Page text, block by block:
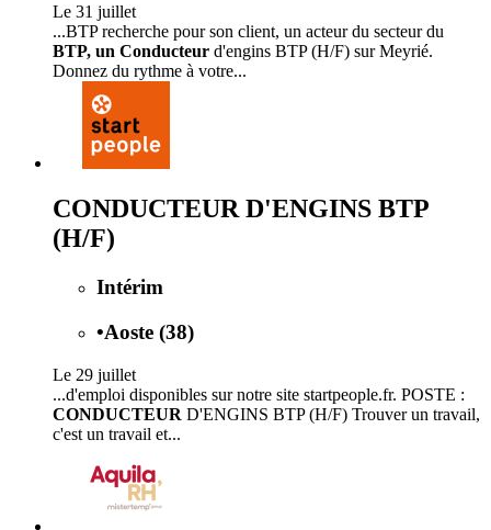
Le 31 juillet
...BTP recherche pour son client, un acteur du secteur du
BTP, un Conducteur d'engins BTP (H/F) sur Meyrié.
Donnez du rythme à votre...
CONDUCTEUR D'ENGINS BTP
(H/F)
Intérim
•Aoste (38)
Le 29 juillet
...d'emploi disponibles sur notre site startpeople.fr. POSTE :
CONDUCTEUR D'ENGINS BTP (H/F) Trouver un travail,
c'est un travail et...